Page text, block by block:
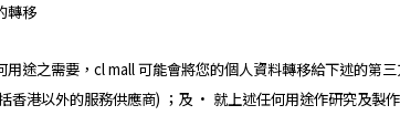
轉移
用途之需要，cl mall 可能會將您的個人資料轉移給下述的
香港以外的服務供應商) ；及 • 就上述任何用途作研究及製